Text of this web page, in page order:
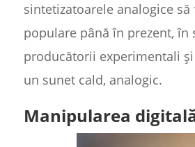
sintetizatoarele analogice
populare până în prezent, în
producătorii experimentali
un sunet cald, analogic.
Manipularea